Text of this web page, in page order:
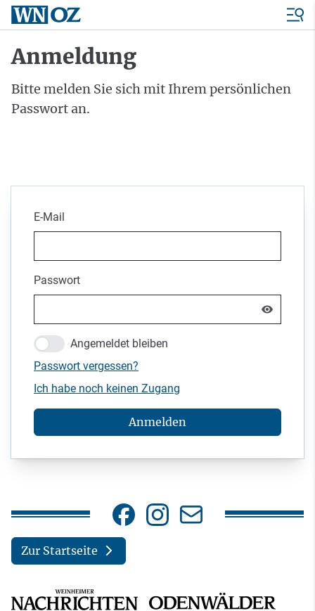
Anmeldung
Bitte melden Sie sich mit Ihrem persönlichen
Passwort an.
E-Mail
Passwort
Angemeldet bleiben
Passwort vergessen?
Ich habe noch keinen Zugang
Anmelden
Zur Startseite